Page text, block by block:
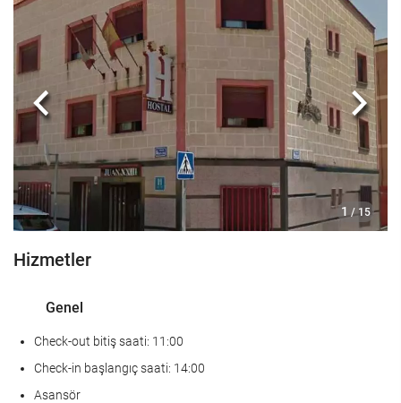
1 / 15
Önceki
Hizmetler
Genel
Check-out bitiş saati: 11:00
Check-in başlangıç saati: 14:00
Asansör